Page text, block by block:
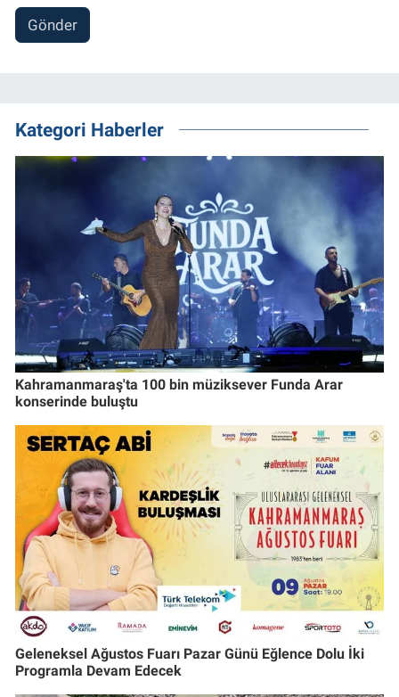
Gönder
Kategori Haberler
Kahramanmaraş'ta 100 bin müziksever Funda Arar
konserinde buluştu
Geleneksel Ağustos Fuarı Pazar Günü Eğlence Dolu İki
Programla Devam Edecek